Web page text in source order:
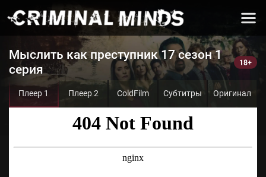
Мыслить как преступник 17 сезон 1
серия
Плеер 1 Плеер 2 ColdFilm Субтитры Оригинал